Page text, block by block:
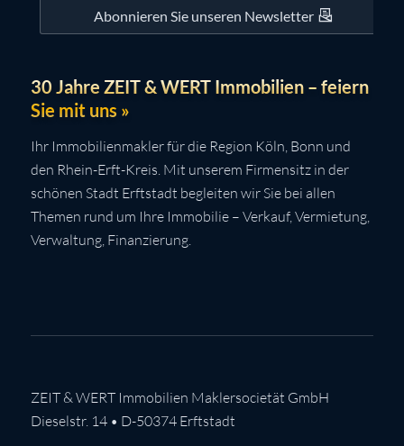
Abonnieren Sie unseren Newsletter
30 Jahre ZEIT & WERT Immobilien – feiern
Sie mit uns »
Ihr Immobilienmakler für die Region Köln, Bonn und
den Rhein-Erft-Kreis. Mit unserem Firmensitz in der
schönen Stadt Erftstadt begleiten wir Sie bei allen
Themen rund um Ihre Immobilie – Verkauf, Vermietung,
Verwaltung, Finanzierung.
ZEIT & WERT Immobilien Maklersocietät GmbH
Dieselstr. 14 • D-50374 Erftstadt